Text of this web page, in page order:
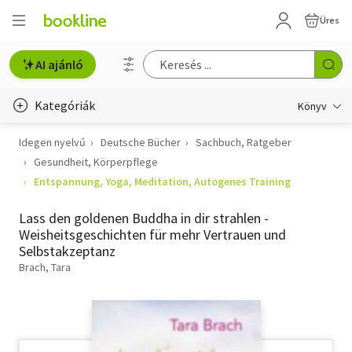
Üres
AI ajánló
Kategóriák Könyv
Életmód, egészség
Erotika
Gyermek- és ifjúsági
Hobbi, szabadidő
Idegen nyelvű Deutsche Bücher
Sachbuch, Ratgeber
Gesundheit, Körperpflege
Entspannung, Yoga, Meditation, Autogenes Training
Lass den goldenen Buddha in dir strahlen -
Weisheitsgeschichten für mehr Vertrauen und
Selbstakzeptanz
Brach, Tara